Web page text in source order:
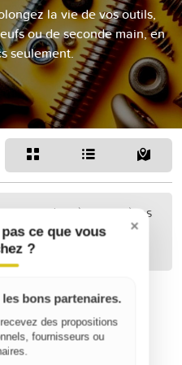
la vie de vos outils,
ou de seconde main, en
seulement.
à vos critères
vous étendre
×
ce que vous
?
bons partenaires.
des propositions
fournisseurs ou